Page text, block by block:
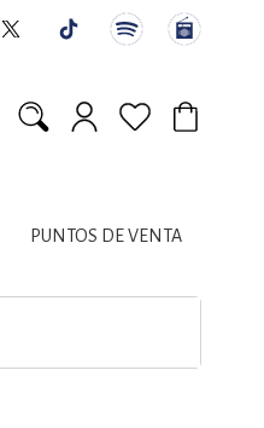
PUNTOS DE VENTA